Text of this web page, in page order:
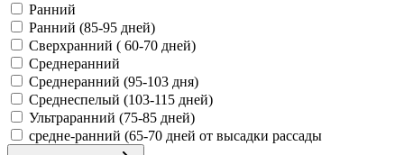
Ранний
Ранний (85-95 дней)
Сверхранний ( 60-70 дней)
Среднеранний
Среднеранний (95-103 дня)
Среднеспелый (103-115 дней)
Ультраранний (75-85 дней)
средне-ранний (65-70 дней от высадки рассады